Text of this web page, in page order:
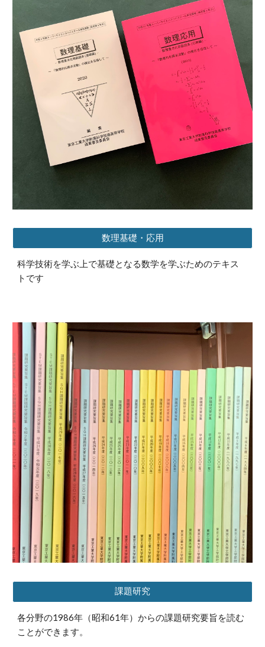
数理基礎・応用
科学技術を学ぶ上で基礎となる数学を学ぶためのテキス
トです
課題研究
各分野の1986年（昭和61年）からの課題研究要旨を読む
ことができます。